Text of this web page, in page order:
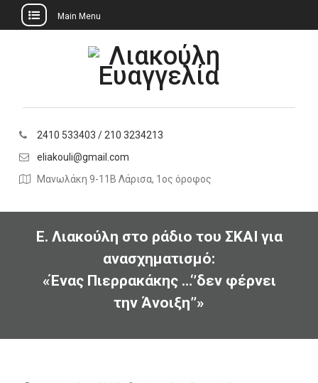
Main Menu
2410 533403 / 210 3234213
eliakouli@gmail.com
Μανωλάκη 9-11Β Λάρισα, 1ος όροφος
Ε. Λιακούλη στο ράδιο του ΣΚΑΙ για
ανασχηματισμό:
«Ένας Πιερρακάκης …‘’δεν φέρνει
την Άνοιξη’’»